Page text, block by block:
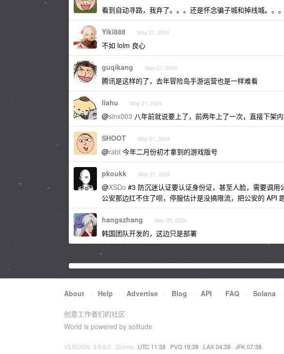
看到自动寻路，我弃了。。。还是怀念骗子城和掉线城。。。
Yiki888 May 21, 2024
不如 lolm 良心
guqikang May 21, 2024
腾讯是这样的了，去年冒险岛手游运营也是一样难看
liahu May 21, 2024
@sinx003 八年前就说要上了，前两年上了一次，直接下架内
SHOOT May 21, 2024
@rabt 今年二月份初才拿到的游戏版号
pkoukk May 21, 2024
@XSDo #3 防沉迷认证要认证身份证，甚至人脸，需要调用
公安那边扛不住了呗，停服估计是没搞限流，把公安的 API
hangszhang May 25, 2024
韩国团队开发的，这边只是部署
About · Help · Advertise · Blog · API · FAQ · Solana ·
创意工作者们的社区
World is powered by solitude
VERSION: 3.9.8.5 · 224ms · UTC 11:38 · PVG 19:38 · LAX 04:38 · JFK 07:38